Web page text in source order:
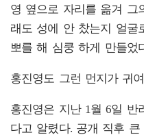
영 옆으로 자리를 옮겨 그
래도 성에 안 찼는지 얼굴
뽀를 해 심쿵 하게 만들었
홍진영도 그런 먼지가 귀
홍진영은 지난 1월 6일 반
다고 알렸다. 공개 직후 큰